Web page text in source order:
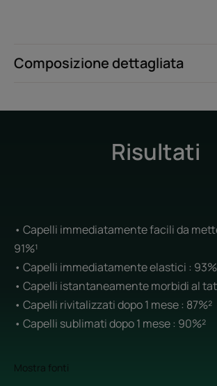
Composizione dettagliata
Risultati
• Capelli immediatamente facili da
91%¹
• Capelli immediatamente elastici :
• Capelli istantaneamente morbidi al
• Capelli rivitalizzati dopo 1 mese : 87%²
• Capelli sublimati dopo 1 mese : 90%²
Mostra fonti